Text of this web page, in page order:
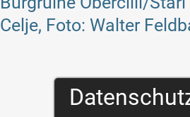
Celje, Foto: Walter